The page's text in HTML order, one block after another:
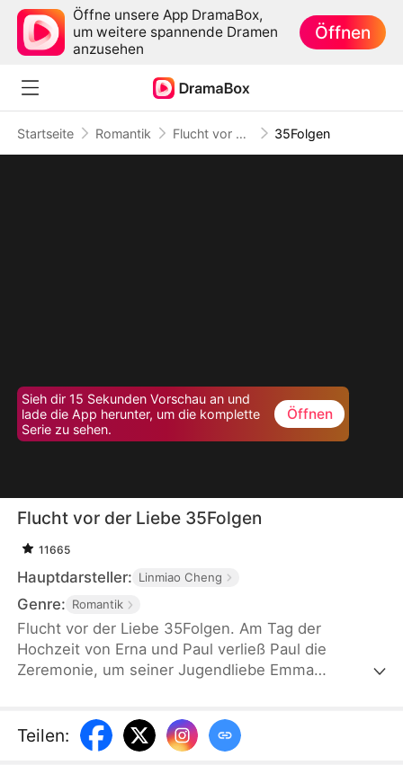
Öffne unsere App DramaBox,
um weitere spannende Dramen
anzusehen
Öffnen
Startseite Romantik Flucht vor der Liebe 35Folgen
Sieh dir 15 Sekunden Vorschau an und
lade die App herunter, um die komplette
Serie zu sehen.
Öffnen
Flucht vor der Liebe 35Folgen
11665
Hauptdarsteller: Linmiao Cheng
Genre: Romantik
Flucht vor der Liebe 35Folgen. Am Tag der
Hochzeit von Erna und Paul verließ Paul die
Zeremonie, um seiner Jugendliebe Emma
einzureichen und die Ehe endgültig zu beenden.
Paul bereute sein Handeln zwar später zutiefst,
Teilen: